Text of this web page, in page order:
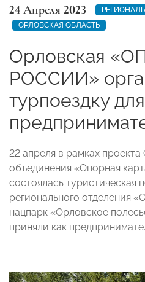
24 Апреля 2023
ОРЛОВСКАЯ ОБЛАСТЬ
Орловская
РОССИИ»
турпоездку для
22 апреля в рамках
объединения «Опорная
состоялась туристическая
регионального
нацпарк «Орловское
приняли как